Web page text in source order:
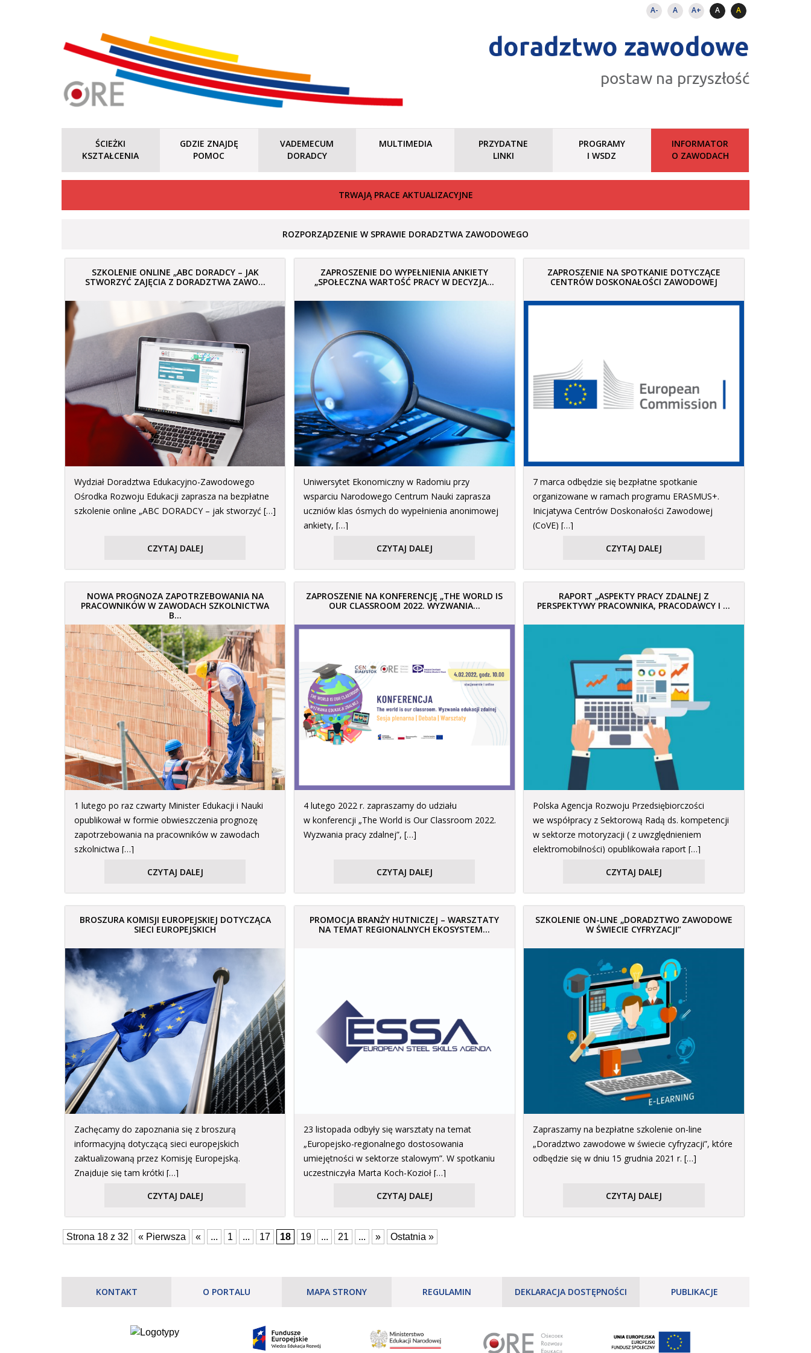
A- A A+ A A
doradztwo zawodowe
postaw na przyszłość
ŚCIEŻKI
KSZTAŁCENIA
GDZIE ZNAJDĘ
POMOC
VADEMECUM
DORADCY
MULTIMEDIA
PRZYDATNE
LINKI
PROGRAMY
I WSDZ
INFORMATOR
O ZAWODACH
TRWAJĄ PRACE AKTUALIZACYJNE
ROZPORZĄDZENIE W SPRAWIE DORADZTWA ZAWODOWEGO
SZKOLENIE ONLINE „ABC DORADCY – JAK
STWORZYĆ ZAJĘCIA Z DORADZTWA ZAWO...
Wydział Doradztwa Edukacyjno-Zawodowego
Ośrodka Rozwoju Edukacji zaprasza na bezpłatne
szkolenie online „ABC DORADCY – jak stworzyć […]
CZYTAJ DALEJ
ZAPROSZENIE DO WYPEŁNIENIA ANKIETY
„SPOŁECZNA WARTOŚĆ PRACY W DECYZJA...
Uniwersytet Ekonomiczny w Radomiu przy
wsparciu Narodowego Centrum Nauki zaprasza
uczniów klas ósmych do wypełnienia anonimowej
ankiety, […]
CZYTAJ DALEJ
ZAPROSZENIE NA SPOTKANIE DOTYCZĄCE
CENTRÓW DOSKONAŁOŚCI ZAWODOWEJ
7 marca odbędzie się bezpłatne spotkanie
organizowane w ramach programu ERASMUS+.
Inicjatywa Centrów Doskonałości Zawodowej
(CoVE) […]
CZYTAJ DALEJ
NOWA PROGNOZA ZAPOTRZEBOWANIA NA
PRACOWNIKÓW W ZAWODACH SZKOLNICTWA
B...
1 lutego po raz czwarty Minister Edukacji i Nauki
opublikował w formie obwieszczenia prognozę
zapotrzebowania na pracowników w zawodach
szkolnictwa […]
CZYTAJ DALEJ
ZAPROSZENIE NA KONFERENCJĘ „THE WORLD IS
OUR CLASSROOM 2022. WYZWANIA...
4 lutego 2022 r. zapraszamy do udziału
w konferencji „The World is Our Classroom 2022.
Wyzwania pracy zdalnej”, […]
CZYTAJ DALEJ
RAPORT „ASPEKTY PRACY ZDALNEJ Z
PERSPEKTYWY PRACOWNIKA, PRACODAWCY I ...
Polska Agencja Rozwoju Przedsiębiorczości
we współpracy z Sektorową Radą ds. kompetencji
w sektorze motoryzacji ( z uwzględnieniem
elektromobilności) opublikowała raport […]
CZYTAJ DALEJ
BROSZURA KOMISJI EUROPEJSKIEJ DOTYCZĄCA
SIECI EUROPEJSKICH
Zachęcamy do zapoznania się z broszurą
informacyjną dotyczącą sieci europejskich
zaktualizowaną przez Komisję Europejską.
Znajduje się tam krótki […]
CZYTAJ DALEJ
PROMOCJA BRANŻY HUTNICZEJ – WARSZTATY
NA TEMAT REGIONALNYCH EKOSYSTEM...
23 listopada odbyły się warsztaty na temat
„Europejsko-regionalnego dostosowania
umiejętności w sektorze stalowym”. W spotkaniu
uczestniczyła Marta Koch-Kozioł […]
CZYTAJ DALEJ
SZKOLENIE ON-LINE „DORADZTWO ZAWODOWE
W ŚWIECIE CYFRYZACJI”
Zapraszamy na bezpłatne szkolenie on-line
„Doradztwo zawodowe w świecie cyfryzacji”, które
odbędzie się w dniu 15 grudnia 2021 r. […]
CZYTAJ DALEJ
Strona 18 z 32 « Pierwsza « ... 1 ... 17 18 19 ... 21 ... » Ostatnia »
KONTAKT O PORTALU MAPA STRONY REGULAMIN DEKLARACJA DOSTĘPNOŚCI PUBLIKACJE